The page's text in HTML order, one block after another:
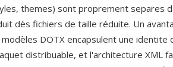
themes) sont proprement separes
dès fichiers de taille réduite. Un
DOTX encapsulent une identite
distribuable, et l'architecture XML